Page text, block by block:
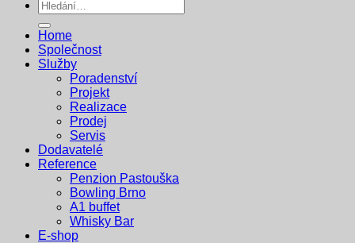
Hledat:
Home
Společnost
Služby
Poradenství
Projekt
Realizace
Prodej
Servis
Dodavatelé
Reference
Penzion Pastouška
Bowling Brno
A1 buffet
Whisky Bar
E-shop